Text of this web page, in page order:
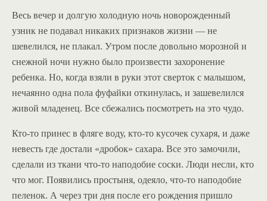
Весь вечер и долгую холодную ночь новорожденный
узник не подавал никаких признаков жизни — не
шевелился, не плакал. Утром после довольно морозной и
снежной ночи нужно было произвести захоронение
ребенка. Но, когда взяли в руки этот сверток с малышом,
нечаянно одна пола фуфайки откинулась, и зашевелился
живой младенец. Все сбежались посмотреть на это чудо.
Кто-то принес в фляге воду, кто-то кусочек сухаря, и даже
невесть где достали «дробок» сахара. Все это замочили,
сделали из ткани что-то наподобие соски. Люди несли, кто
что мог. Появились простыня, одеяло, что-то наподобие
пеленок. А через три дня после его рождения пришло